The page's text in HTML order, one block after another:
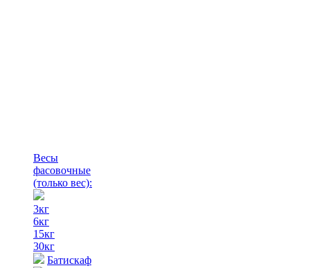
Весы
фасовочные
(только вес):
3кг
6кг
15кг
30кг
Батискаф